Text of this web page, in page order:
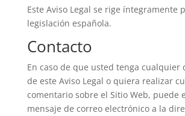
Este Aviso Legal se rige íntegramente
legislación española.
Contacto
En caso de que usted tenga cualquier
de este Aviso Legal o quiera realizar
comentario sobre el Sitio Web, puede
mensaje de correo electrónico a la